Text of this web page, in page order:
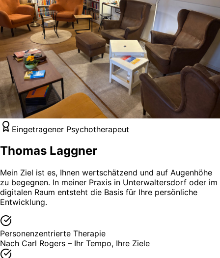
Eingetragener Psychotherapeut
Thomas Laggner
Mein Ziel ist es, Ihnen wertschätzend und auf Augenhöhe
zu begegnen. In meiner Praxis in Unterwaltersdorf oder im
digitalen Raum entsteht die Basis für Ihre persönliche
Entwicklung.
Personenzentrierte Therapie
Nach Carl Rogers – Ihr Tempo, Ihre Ziele